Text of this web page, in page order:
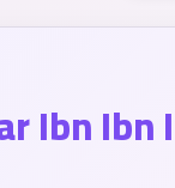
Ibn Ibn